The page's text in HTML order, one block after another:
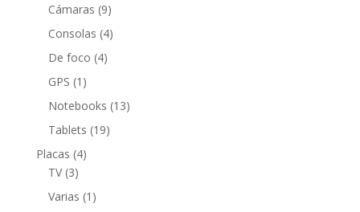
productos
Cámaras 99
productos
Consolas 44
De foco 44
GPS 1 1
producto
Notebooks 1313
Tablets 1919
Placas 44
TV 33
productos
Varias 1 1